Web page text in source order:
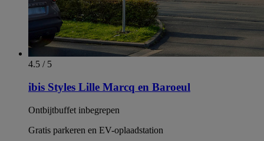
4.5 / 5
ibis Styles Lille Marcq en Baroeul
Ontbijtbuffet inbegrepen
Gratis parkeren en EV-oplaadstation